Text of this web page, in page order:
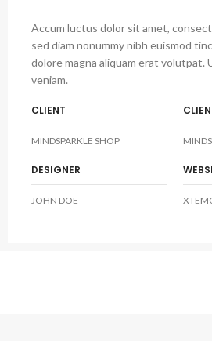
Accum luctus dolor sit amet,
sed diam nonummy nibh euismod
dolore magna aliquam erat volutpat.
veniam.
CLIENT
MINDSPARKLE SHOP
DESIGNER
JOHN DOE